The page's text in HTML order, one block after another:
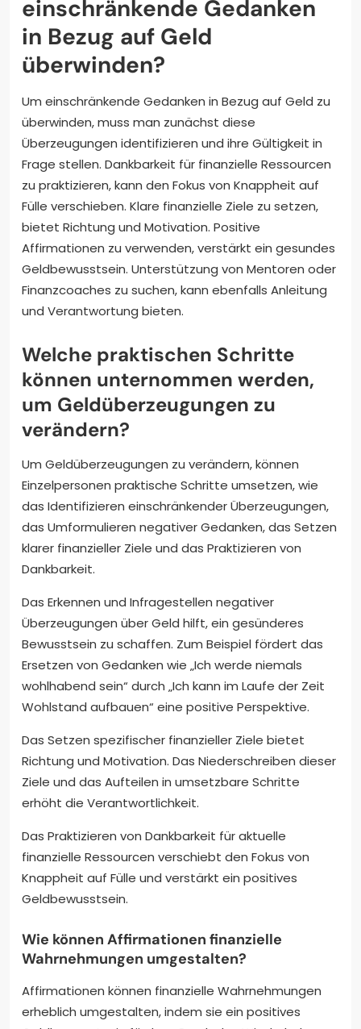
einschränkende Gedanken
in Bezug auf Geld
überwinden?
Um einschränkende Gedanken in Bezug auf Geld zu
überwinden, muss man zunächst diese
Überzeugungen identifizieren und ihre Gültigkeit in
Frage stellen. Dankbarkeit für finanzielle Ressourcen
zu praktizieren, kann den Fokus von Knappheit auf
Fülle verschieben. Klare finanzielle Ziele zu setzen,
bietet Richtung und Motivation. Positive
Affirmationen zu verwenden, verstärkt ein gesundes
Geldbewusstsein. Unterstützung von Mentoren oder
Finanzcoaches zu suchen, kann ebenfalls Anleitung
und Verantwortung bieten.
Welche praktischen Schritte
können unternommen werden,
um Geldüberzeugungen zu
verändern?
Um Geldüberzeugungen zu verändern, können
Einzelpersonen praktische Schritte umsetzen, wie
das Identifizieren einschränkender Überzeugungen,
das Umformulieren negativer Gedanken, das Setzen
klarer finanzieller Ziele und das Praktizieren von
Dankbarkeit.
Das Erkennen und Infragestellen negativer
Überzeugungen über Geld hilft, ein gesünderes
Bewusstsein zu schaffen. Zum Beispiel fördert das
Ersetzen von Gedanken wie „Ich werde niemals
wohlhabend sein“ durch „Ich kann im Laufe der Zeit
Wohlstand aufbauen“ eine positive Perspektive.
Das Setzen spezifischer finanzieller Ziele bietet
Richtung und Motivation. Das Niederschreiben dieser
Ziele und das Aufteilen in umsetzbare Schritte
erhöht die Verantwortlichkeit.
Das Praktizieren von Dankbarkeit für aktuelle
finanzielle Ressourcen verschiebt den Fokus von
Knappheit auf Fülle und verstärkt ein positives
Geldbewusstsein.
Wie können Affirmationen finanzielle
Wahrnehmungen umgestalten?
Affirmationen können finanzielle Wahrnehmungen
erheblich umgestalten, indem sie ein positives